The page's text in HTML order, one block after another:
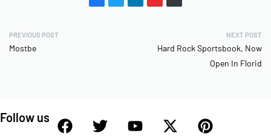
PREVIOUS POST
Mostbe
NEXT POST
Hard Rock Sportsbook, Now
Open In Florid
Follow us